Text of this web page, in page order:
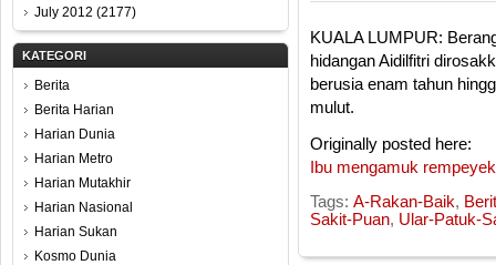
July 2012 (2177)
KATEGORI
Berita
Berita Harian
Harian Dunia
Harian Metro
Harian Mutakhir
Harian Nasional
Harian Sukan
Kosmo Dunia
KUALA LUMPUR:
hidangan Aidilfitri
berusia enam tahun
mulut.
Originally posted here:
Ibu mengamuk
Tags: A-Rakan-Baik,
Sakit-Puan, Ular-Patuk-